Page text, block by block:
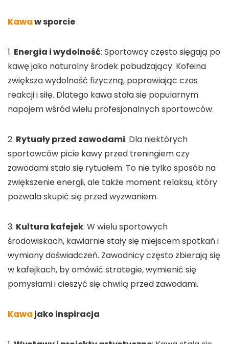
Kawaw sporcie
1. Energia i wydolność: Sportowcy często sięgają po
kawę jako naturalny środek pobudzający. Kofeina
zwiększa wydolność fizyczną, poprawiając czas
reakcji i siłę. Dlatego kawa stała się popularnym
napojem wśród wielu profesjonalnych sportowców.
2. Rytuały przed zawodami: Dla niektórych
sportowców picie kawy przed treningiem czy
zawodami stało się rytuałem. To nie tylko sposób na
zwiększenie energii, ale także moment relaksu, który
pozwala skupić się przed wyzwaniem.
3. Kultura kafejek: W wielu sportowych
środowiskach, kawiarnie stały się miejscem spotkań i
wymiany doświadczeń. Zawodnicy często zbierają się
w kafejkach, by omówić strategie, wymienić się
pomysłami i cieszyć się chwilą przed zawodami.
Kawa jako inspiracja